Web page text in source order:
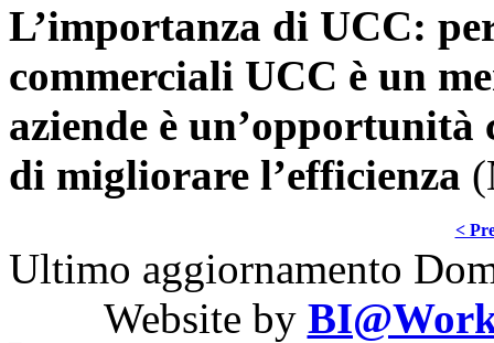
L’importanza di UCC:
commerciali UCC è un
aziende è
di migliorare l’efficienza
<
Ultimo aggiornamento
Website by